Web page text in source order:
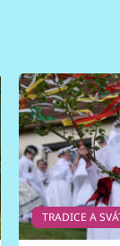
TRADICE A